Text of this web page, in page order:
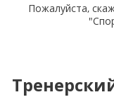
Пожалуйста,